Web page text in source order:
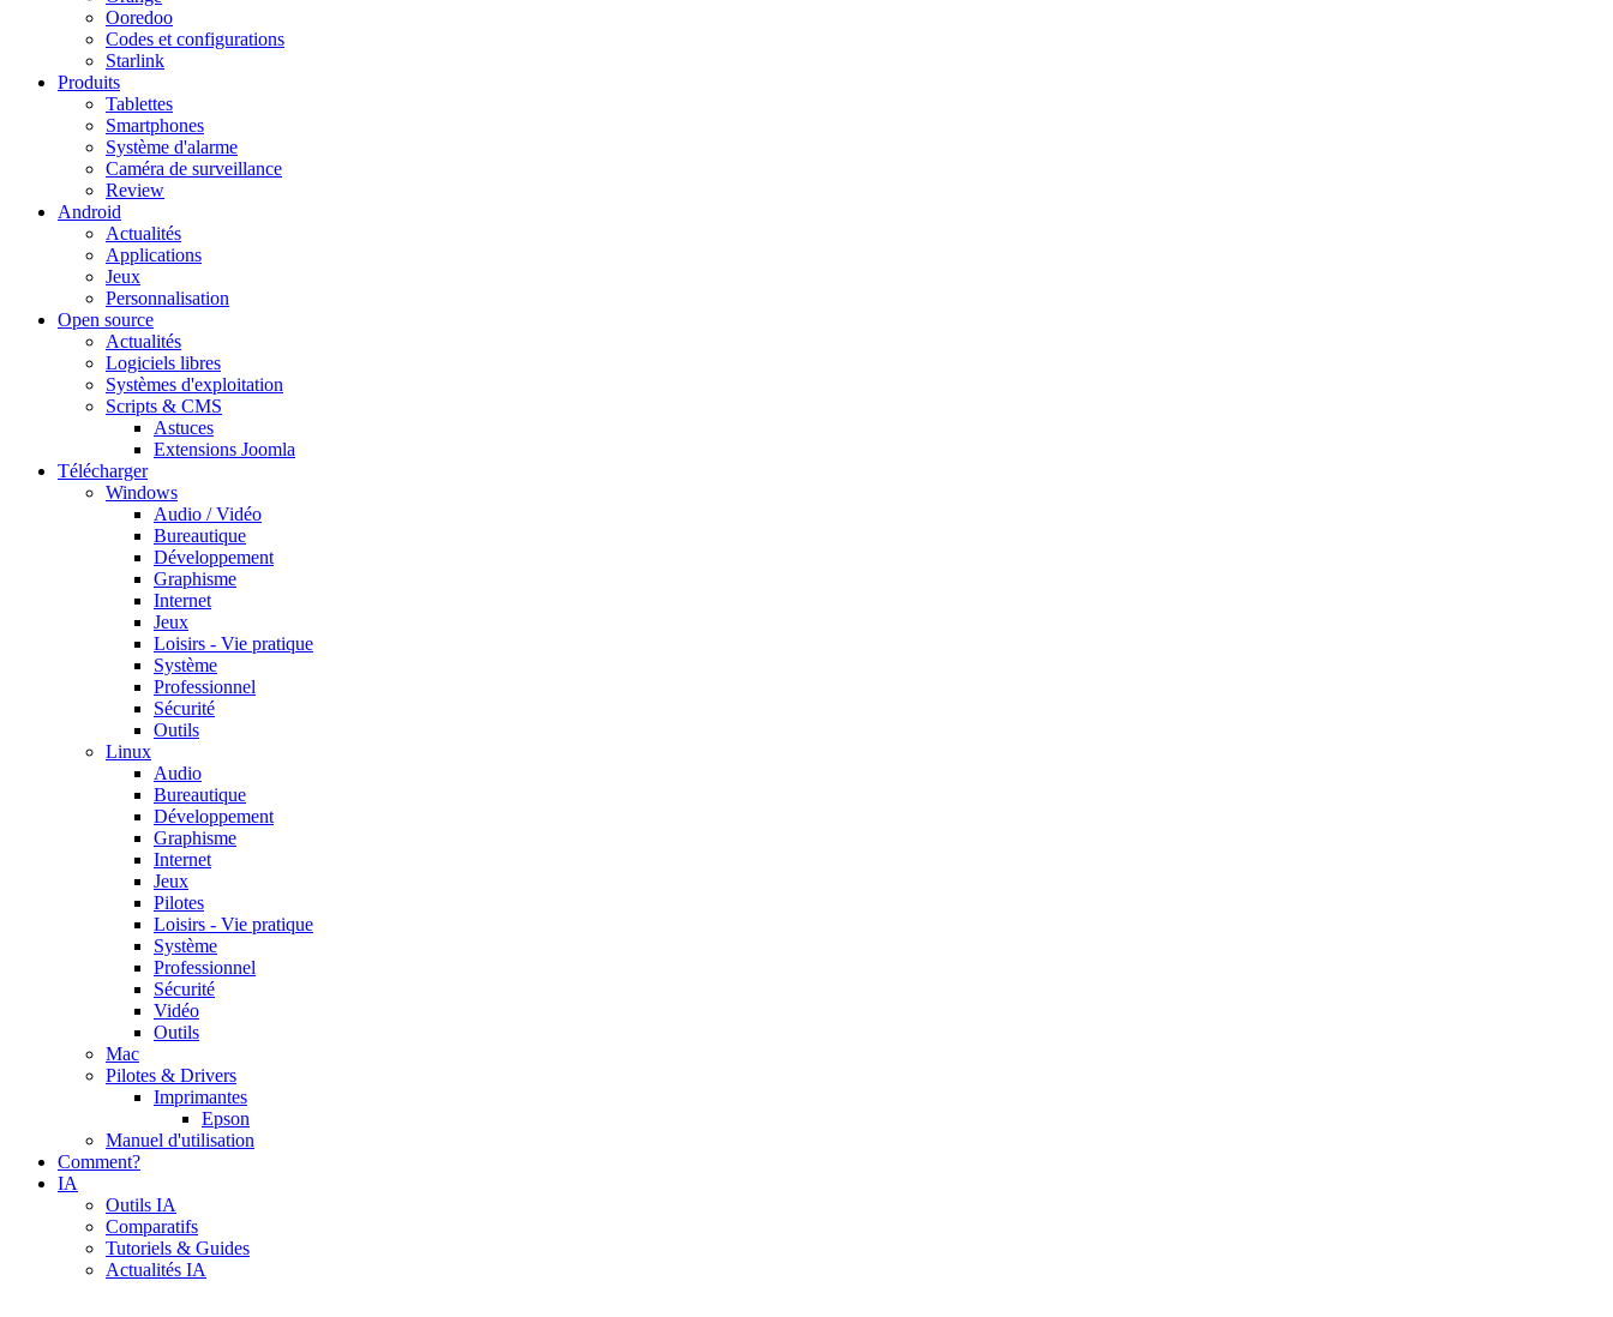
Ooredoo
Codes et configurations
Starlink
Produits
Tablettes
Smartphones
Système d'alarme
Caméra de surveillance
Review
Android
Actualités
Applications
Jeux
Personnalisation
Open source
Actualités
Logiciels libres
Systèmes d'exploitation
Scripts & CMS
Astuces
Extensions Joomla
Télécharger
Windows
Audio / Vidéo
Bureautique
Développement
Graphisme
Internet
Jeux
Loisirs - Vie pratique
Système
Professionnel
Sécurité
Outils
Linux
Audio
Bureautique
Développement
Graphisme
Internet
Jeux
Pilotes
Loisirs - Vie pratique
Système
Professionnel
Sécurité
Vidéo
Outils
Mac
Pilotes & Drivers
Imprimantes
Epson
Manuel d'utilisation
Comment?
IA
Outils IA
Comparatifs
Tutoriels & Guides
Actualités IA